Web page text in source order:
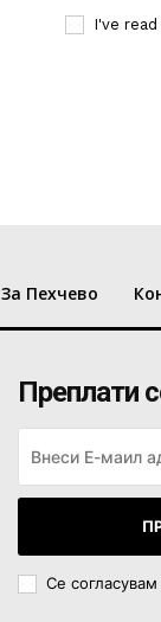
I've
За Пехчево
Преплати
Се согласувам